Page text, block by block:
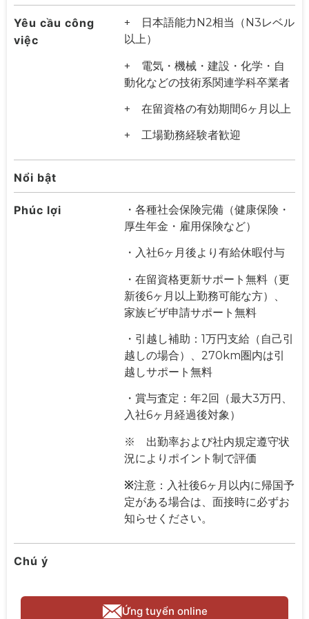
Yêu cầu công
việc
+ 日本語能力N2相当（N3レベル
以上）
+ 電気・機械・建設・化学・自
動化などの技術系関連学科卒業者
+ 在留資格の有効期間6ヶ月以上
+ 工場勤務経験者歓迎
Nổi bật
Phúc lợi
・各種社会保険完備（健康保険・
厚生年金・雇用保険など）
・入社6ヶ月後より有給休暇付与
・在留資格更新サポート無料（更
新後6ヶ月以上勤務可能な方）、
家族ビザ申請サポート無料
・引越し補助：1万円支給（自己引
越しの場合）、270km圏内は引
越しサポート無料
・賞与査定：年2回（最大3万円、
入社6ヶ月経過後対象）
※ 出勤率および社内規定遵守状
況によりポイント制で評価
※注意：入社後6ヶ月以内に帰国予
定がある場合は、面接時に必ずお
知らせください。
Chú ý
Ứng tuyển online